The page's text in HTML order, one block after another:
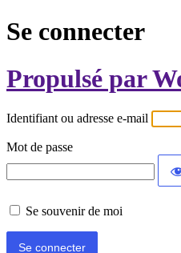
Se connecter
Propulsé par
Identifiant ou adresse e-mail
Mot de passe
Se souvenir de moi